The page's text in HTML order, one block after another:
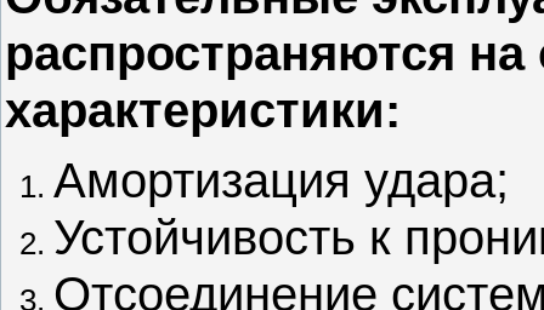
распространяются
характеристики:
Амортизация удара;
Устойчивость к
Отсоединение